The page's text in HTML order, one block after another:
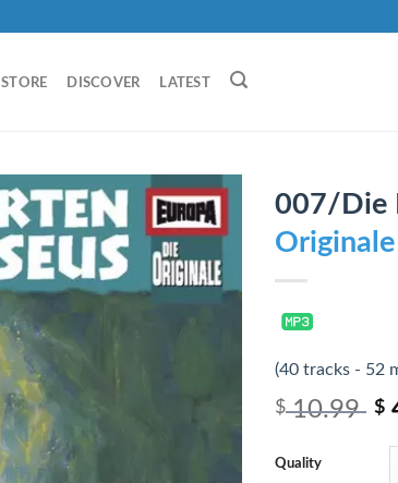
STORE DISCOVER LATEST
007/Die
Originale
(40 tracks - 52
$10.99 $
Quality